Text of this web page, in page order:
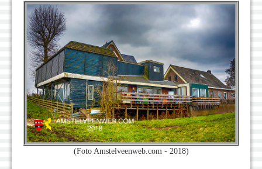
(Foto Amstelveenweb.com - 2018)